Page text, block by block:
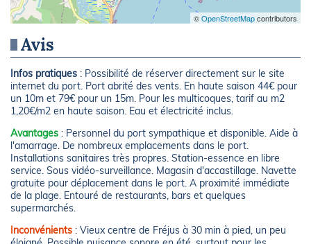
©OpenStreetMapcontributors
Avis
Infos pratiques : Possibilité de réserver directement sur le site
internet du port. Port abrité des vents. En haute saison 44€ pour
un 10m et 79€ pour un 15m. Pour les multicoques, tarif au m2
1,20€/m2 en haute saison. Eau et électricité inclus.
Avantages : Personnel du port sympathique et disponible. Aide à
l'amarrage. De nombreux emplacements dans le port.
Installations sanitaires très propres. Station-essence en libre
service. Sous vidéo-surveillance. Magasin d'accastillage. Navette
gratuite pour déplacement dans le port. A proximité immédiate
de la plage. Entouré de restaurants, bars et quelques
supermarchés.
Inconvénients : Vieux centre de Fréjus à 30 min à pied, un peu